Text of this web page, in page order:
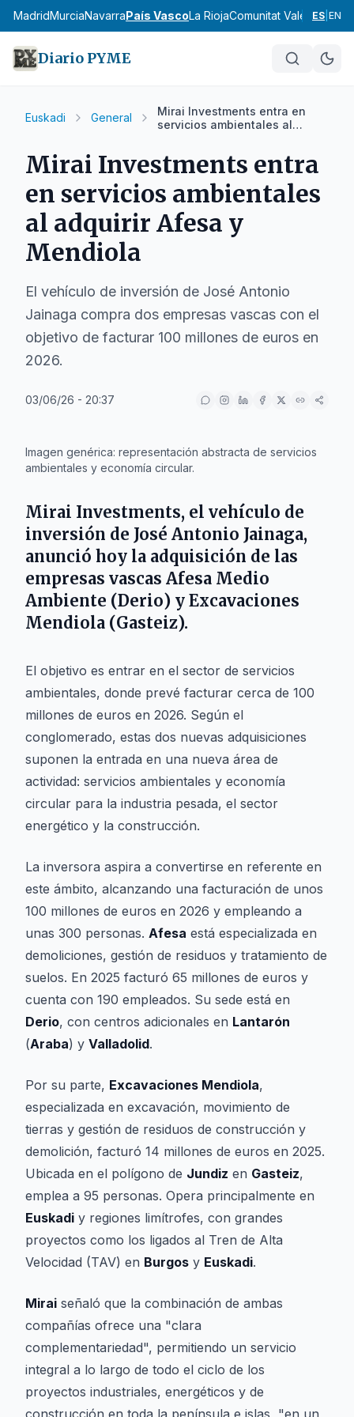
MadridMurciaNavarraPaís VascoLa RiojaComunitat Valenciana
ES EN
Diario PYME
Euskadi General
Mirai Investments entra en
servicios ambientales al
Mirai Investments entra
en servicios ambientales
al adquirir Afesa y
Mendiola
El vehículo de inversión de José Antonio
Jainaga compra dos empresas vascas con el
objetivo de facturar 100 millones de euros en
2026.
03/06/26 - 20:37
Imagen genérica: representación abstracta de servicios
ambientales y economía circular.
Mirai Investments, el vehículo de
inversión de José Antonio Jainaga,
anunció hoy la adquisición de las
empresas vascas Afesa Medio
Ambiente (Derio) y Excavaciones
Mendiola (Gasteiz).
El objetivo es entrar en el sector de servicios
ambientales, donde prevé facturar cerca de 100
millones de euros en 2026. Según el
conglomerado, estas dos nuevas adquisiciones
suponen la entrada en una nueva área de
actividad: servicios ambientales y economía
circular para la industria pesada, el sector
energético y la construcción.
La inversora aspira a convertirse en referente en
este ámbito, alcanzando una facturación de unos
100 millones de euros en 2026 y empleando a
unas 300 personas. Afesa está especializada en
demoliciones, gestión de residuos y tratamiento de
suelos. En 2025 facturó 65 millones de euros y
cuenta con 190 empleados. Su sede está en
Derio, con centros adicionales en Lantarón
(Araba) y Valladolid.
Por su parte, Excavaciones Mendiola,
especializada en excavación, movimiento de
tierras y gestión de residuos de construcción y
demolición, facturó 14 millones de euros en 2025.
Ubicada en el polígono de Jundiz en Gasteiz,
emplea a 95 personas. Opera principalmente en
Euskadi y regiones limítrofes, con grandes
proyectos como los ligados al Tren de Alta
Velocidad (TAV) en Burgos y Euskadi.
Mirai señaló que la combinación de ambas
compañías ofrece una "clara
complementariedad", permitiendo un servicio
integral a lo largo de todo el ciclo de los
proyectos industriales, energéticos y de
construcción en toda la península e islas, "en un